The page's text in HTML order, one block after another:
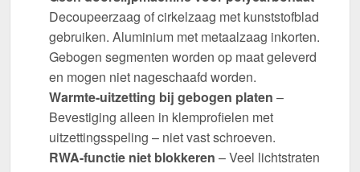
Decoupeerzaag of cirkelzaag met kunststofblad
gebruiken. Aluminium met metaalzaag inkorten.
Gebogen segmenten worden op maat geleverd
en mogen niet nageschaafd worden.
Warmte-uitzetting bij gebogen platen –
Bevestiging alleen in klemprofielen met
uitzettingsspeling – niet vast schroeven.
RWA-functie niet blokkeren – Veel lichtstraten